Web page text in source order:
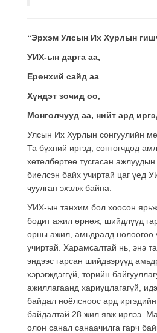
“Эрхэм Улсын Их Хурлын
УИХ-ын дарга аа,
Ерөнхий сайд аа
Хүндэт зочид оо,
Монголчууд аа, нийт ард
Улсын Их Хурлын сонгуулийн
Та бүхний иргэд, сонгогчдод
хөтөлбөртөө тусгасан ажлуудын
биелсэн байх учиртай цаг үед
чуулган эхэлж байна.
УИХ-ын танхим бол хоосон
бодит ажил өрнөж, шийдлүүд
орны ажил, амьдралд нөлөөгөө
учиртай. Харамсалтай нь, энэ
эндээс гарсан шийдвэрүүд
хэрэгждэггүй, төрийн
ажиллагаанд хариуцлагагүй,
байдал ноёлсноос ард
байдалтай 28 жил явж ирлээ.
олон санал санаачилга гарч